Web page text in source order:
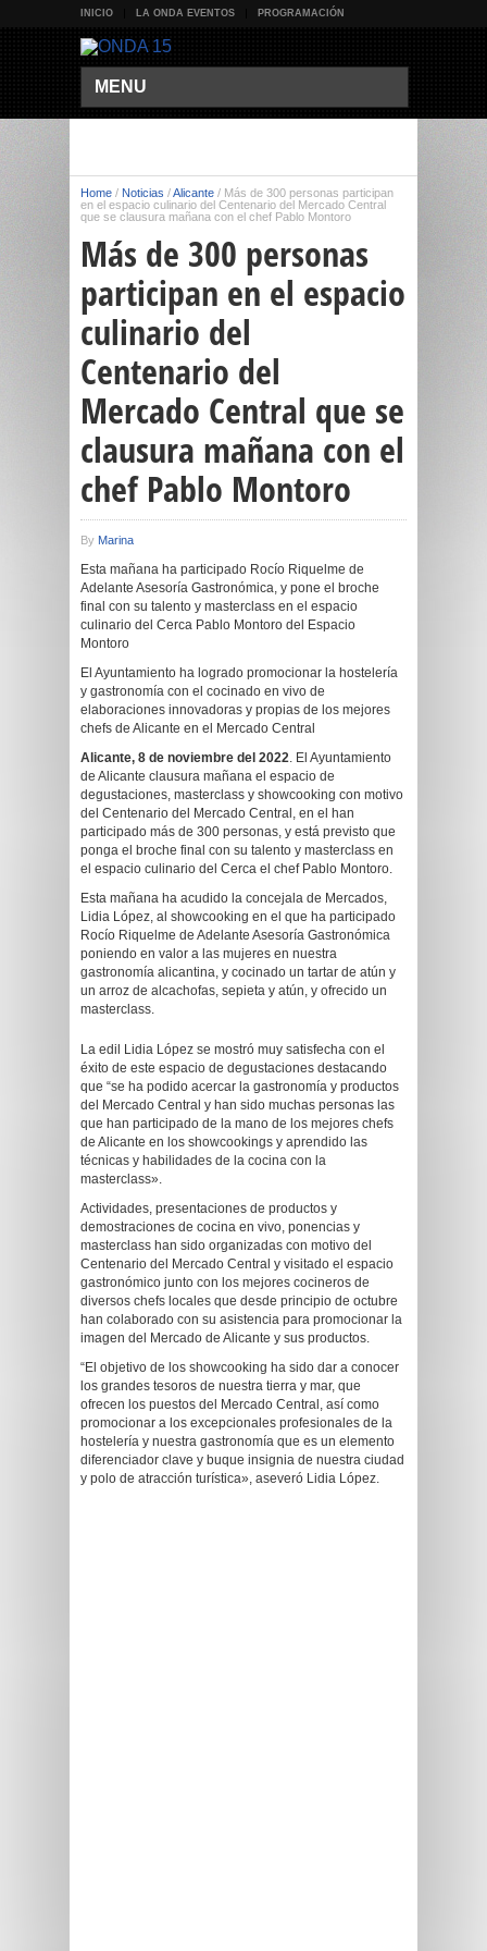
INICIO LA ONDA EVENTOS PROGRAMACIÓN
MENU
Home / Noticias /Alicante / Más de 300 personas participan
en el espacio culinario del Centenario del Mercado Central
que se clausura mañana con el chef Pablo Montoro
Más de 300 personas
participan en el espacio
culinario del
Centenario del
Mercado Central que se
clausura mañana con el
chef Pablo Montoro
By Marina
Esta mañana ha participado Rocío Riquelme de
Adelante Asesoría Gastronómica, y pone el broche
final con su talento y masterclass en el espacio
culinario del Cerca Pablo Montoro del Espacio
Montoro
El Ayuntamiento ha logrado promocionar la hostelería
y gastronomía con el cocinado en vivo de
elaboraciones innovadoras y propias de los mejores
chefs de Alicante en el Mercado Central
Alicante, 8 de noviembre del 2022. El Ayuntamiento
de Alicante clausura mañana el espacio de
degustaciones, masterclass y showcooking con motivo
del Centenario del Mercado Central, en el han
participado más de 300 personas, y está previsto que
ponga el broche final con su talento y masterclass en
el espacio culinario del Cerca el chef Pablo Montoro.
Esta mañana ha acudido la concejala de Mercados,
Lidia López, al showcooking en el que ha participado
Rocío Riquelme de Adelante Asesoría Gastronómica
poniendo en valor a las mujeres en nuestra
gastronomía alicantina, y cocinado un tartar de atún y
un arroz de alcachofas, sepieta y atún, y ofrecido un
masterclass.
La edil Lidia López se mostró muy satisfecha con el
éxito de este espacio de degustaciones destacando
que “se ha podido acercar la gastronomía y productos
del Mercado Central y han sido muchas personas las
que han participado de la mano de los mejores chefs
de Alicante en los showcookings y aprendido las
técnicas y habilidades de la cocina con la
masterclass».
Actividades, presentaciones de productos y
demostraciones de cocina en vivo, ponencias y
masterclass han sido organizadas con motivo del
Centenario del Mercado Central y visitado el espacio
gastronómico junto con los mejores cocineros de
diversos chefs locales que desde principio de octubre
han colaborado con su asistencia para promocionar la
imagen del Mercado de Alicante y sus productos.
“El objetivo de los showcooking ha sido dar a conocer
los grandes tesoros de nuestra tierra y mar, que
ofrecen los puestos del Mercado Central, así como
promocionar a los excepcionales profesionales de la
hostelería y nuestra gastronomía que es un elemento
diferenciador clave y buque insignia de nuestra ciudad
y polo de atracción turística», aseveró Lidia López.